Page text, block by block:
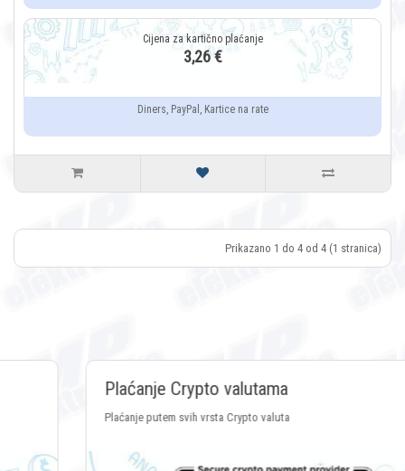
3,26 €
Diners, PayPal, Kartice na rate
Prikazano 1 do 4 od 4 (1 stranica)
Plaćanje Crypto valutama
Plaćanje putem svih vrsta Crypto valuta